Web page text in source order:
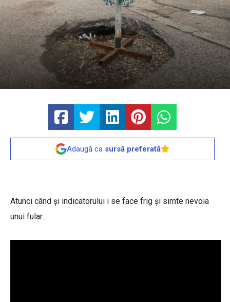
Adaugă ca sursă preferată
Atunci când și indicatorului i se face frig și simte nevoia
unui fular...